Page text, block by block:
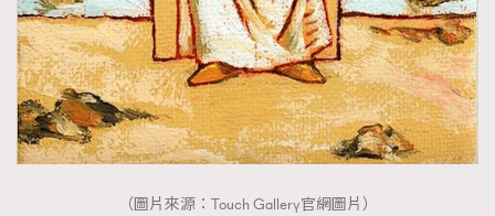
（圖片來源：Touch Gallery官網圖片）